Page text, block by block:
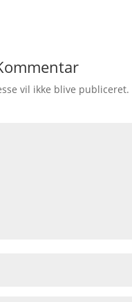
vil ikke blive publiceret.